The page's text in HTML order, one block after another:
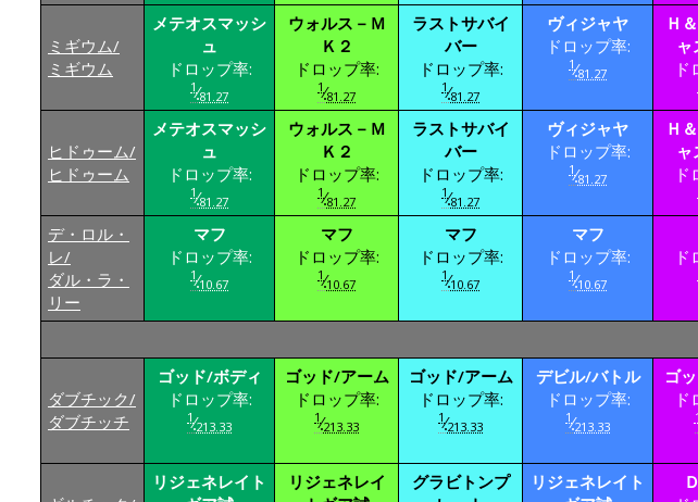
ミギウム/
ミギウム
メテオスマッシ
ュ
ドロップ率:
1⁄81.27
ウォルス－Ｍ
Ｋ２
ドロップ率:
1⁄81.27
ラストサバイ
バー
ドロップ率:
1⁄81.27
ヴィジャヤ
ドロップ率:
1⁄81.27
Ｈ
ャ
ド
ヒドゥーム/
ヒドゥーム
メテオスマッシ
ュ
ドロップ率:
1⁄81.27
ウォルス－Ｍ
Ｋ２
ドロップ率:
1⁄81.27
ラストサバイ
バー
ドロップ率:
1⁄81.27
ヴィジャヤ
ドロップ率:
1⁄81.27
Ｈ
ャ
ド
デ・ロル・
レ/
ダル・ラ・
リー
マフ
ドロップ率:
1⁄10.67
マフ
ドロップ率:
1⁄10.67
マフ
ドロップ率:
1⁄10.67
マフ
ドロップ率:
1⁄10.67
ド
ダブチック/
ダブチッチ
ゴッド/ボディ
ドロップ率:
1⁄213.33
ゴッド/アーム
ドロップ率:
1⁄213.33
ゴッド/アーム
ドロップ率:
1⁄213.33
デビル/バトル
ドロップ率:
1⁄213.33
ゴ
ド
1
リジェネレイト
リジェネレイ
グラビトンプ
リジェネレイト